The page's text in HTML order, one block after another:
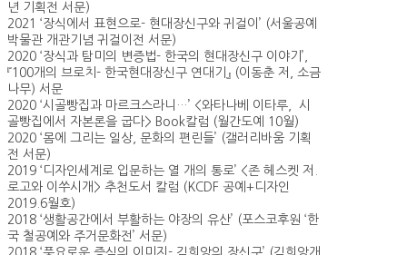
년 기획전 서문)
2021 ‘장식에서 표현으로- 현대장신구와 귀걸이’ (서울공예
박물관 개관기념 귀걸이전 서문)
2020 ‘장식과 탐미의 변증법- 한국의 현대장신구 이야기’,
『100개의 브로치- 한국현대장신구 연대기』 (이동춘 저, 소금
나무) 서문
2020 ‘시골빵집과 마르크스라니…’ <와타나베 이타루, 시
골빵집에서 자본론을 굽다> Book칼럼 (월간도예 10월)
2020 ‘몸에 그리는 일상, 문화의 편린들’ (갤러리바움 기획
전 서문)
2019 ‘디자인세계로 입문하는 열 개의 통로’ <존 헤스켓 저.
로고와 이쑤시개> 추천도서 칼럼 (KCDF 공예+디자인
2019.6월호)
2018 ‘생활공간에서 부활하는 야장의 유산’ (포스코후원 ‘한
국 철공예와 주거문화전’ 서문)
2018 ‘풍요로운 증식의 이미지- 김희앙의 장신구’ (김희앙개